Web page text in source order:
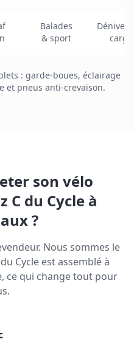
Balades
& sport
cargo
: garde-boues, éclairage
et pneus anti-crevaison.
son vélo
C du Cycle à
?
Nous sommes le
Cycle est assemblé à
ce qui change tout pour